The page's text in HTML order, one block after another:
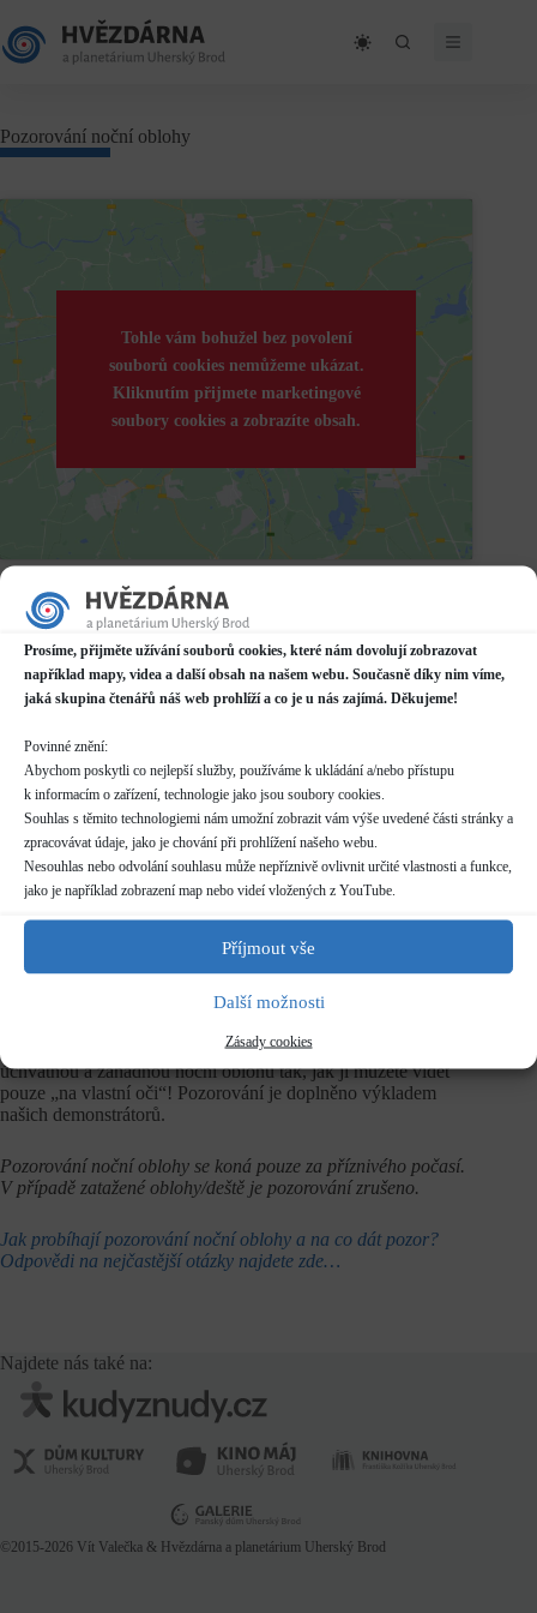
Prosíme, přijměte užívání souborů cookies, které nám dovolují zobrazovat
například mapy, videa a další obsah na našem webu. Současně díky nim víme,
jaká skupina čtenářů náš web prohlíží a co je u nás zajímá. Děkujeme!
Povinné znění:
Abychom poskytli co nejlepší služby, používáme k ukládání a/nebo přístupu
k informacím o zařízení, technologie jako jsou soubory cookies.
Souhlas s těmito technologiemi nám umožní zobrazit vám výše uvedené části stránky a
zpracovávat údaje, jako je chování při prohlížení našeho webu.
Nesouhlas nebo odvolání souhlasu může nepříznivě ovlivnit určité vlastnosti a funkce,
jako je například zobrazení map nebo videí vložených z YouTube.
Příjmout vše
Další možnosti
Zásady cookies
to
content
Pozorování noční oblohy
Tohle vám bohužel bez povolení
souborů cookies nemůžeme ukázat.
Kliknutím přijmete marketingové
soubory cookies a zobrazíte obsah.
Datum / čas
30.10.2024
19:00 - 21:00*
Místo konání
Hvězdárna
Další informace o dostupnosti a parkování
Kategorie
Pravidelné akce
Rezervace
nelze rezervovat
Vstupné
Copak je to támhle za hvězdu? Pojďte se s námi podívat na
úchvatnou a záhadnou noční oblohu tak, jak ji můžete vidět
pouze „na vlastní oči“! Pozorování je doplněno výkladem
našich demonstrátorů.
Pozorování noční oblohy se koná pouze za příznivého počasí.
V případě zatažené oblohy/deště je pozorování zrušeno.
Jak probíhají pozorování noční oblohy a na co dát pozor?
Odpovědi na nejčastější otázky najdete zde…
Najdete nás také na:
©2015-2026 Vít Valečka & Hvězdárna a planetárium Uherský Brod